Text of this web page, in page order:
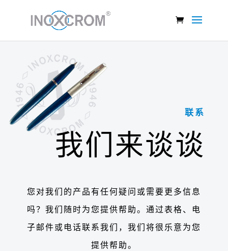
联系
我们来谈谈
您对我们的产品有任何疑问或需要更多信息
吗？我们随时为您提供帮助。通过表格、电
⼦邮件或电话联系我们，我们将很乐意为您
提供帮助。